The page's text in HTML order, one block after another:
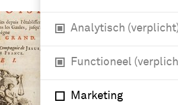
Analytisch
Functioneel
Marketing